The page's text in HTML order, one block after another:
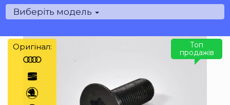
Виберіть модель
Топ
продажів
Оригінал: